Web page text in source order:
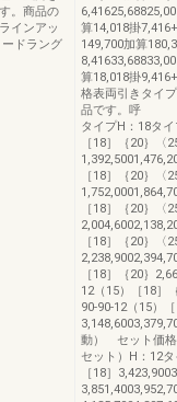
。商品の
インアッ
ドラング
算14,018掛
149,700加算
算18,018掛
格表両引きタイ
品です。呼 称
タイプH：18タ
［18］｛20｝〈
［18］｛20｝〈
［18］｛20｝〈
［18］｛20｝〈
［18］｛20｝
12（15）［18］
90-90-12（15）
動） セット価
セット）H：12
［18］